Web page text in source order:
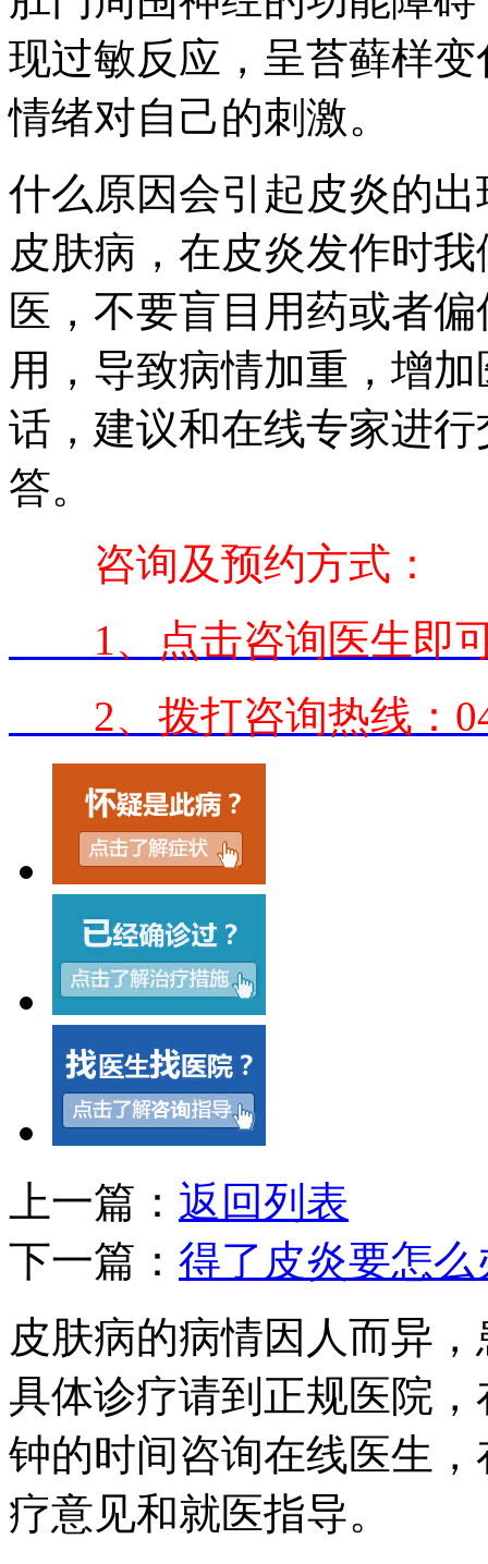
现过敏反应，呈苔藓样
情绪对自己的刺激。
什么原因会引起皮炎的
皮肤病，在皮炎发作时
医，不要盲目用药或者
用，导致病情加重，增
话，建议和在线专家进
答。
咨询及预约方式：
1、点击咨询医生即
2、拨打咨询热线：
上一篇： 返回列表
下一篇： 得了皮炎要怎么
皮肤病的病情因人而异
具体诊疗请到正规医院
钟的时间咨询在线医生
疗意见和就医指导。